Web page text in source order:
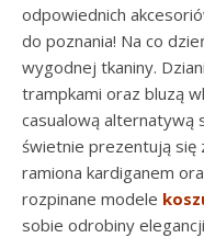
odpowiednich
do poznania! Na co
wygodnej tkaniny.
trampkami oraz bluzą
casualową alternatywą
świetnie prezentują się
ramiona kardiganem
rozpinane modele
sobie odrobiny